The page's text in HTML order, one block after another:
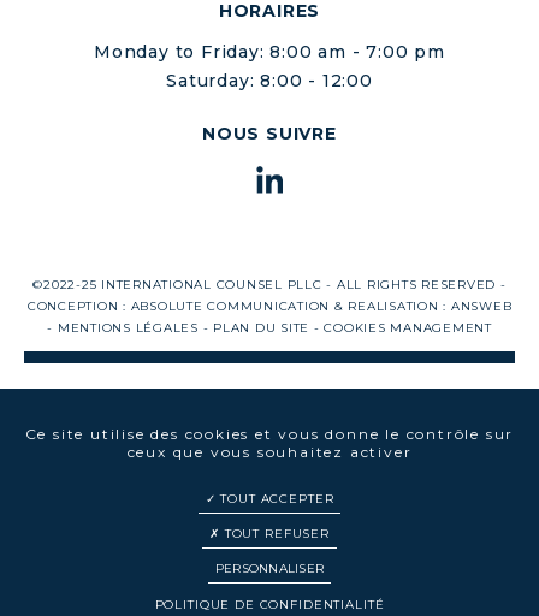
HORAIRES
Monday to Friday: 8:00 am - 7:00 pm
Saturday: 8:00 - 12:00
NOUS SUIVRE
©2022-25 INTERNATIONAL COUNSEL PLLC - ALL RIGHTS RESERVED -
CONCEPTION : ABSOLUTE COMMUNICATION & REALISATION : ANSWEB
- MENTIONS LÉGALES - PLAN DU SITE -COOKIES MANAGEMENT
EN
Ce site utilise des cookies et vous donne le contrôle sur
ceux que vous souhaitez activer
TOUT ACCEPTER
TOUT REFUSER
PERSONNALISER
POLITIQUE DE CONFIDENTIALITÉ